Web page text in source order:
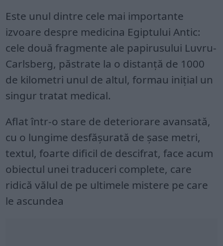
Este unul dintre cele mai importante
izvoare despre medicina Egiptului Antic:
cele două fragmente ale papirusului Luvru-
Carlsberg, păstrate la o distanță de 1000
de kilometri unul de altul, formau inițial un
singur tratat medical.
Aflat într-o stare de deteriorare avansată,
cu o lungime desfășurată de șase metri,
textul, foarte dificil de descifrat, face acum
obiectul unei traduceri complete, care
ridică vălul de pe ultimele mistere pe care
le ascundea